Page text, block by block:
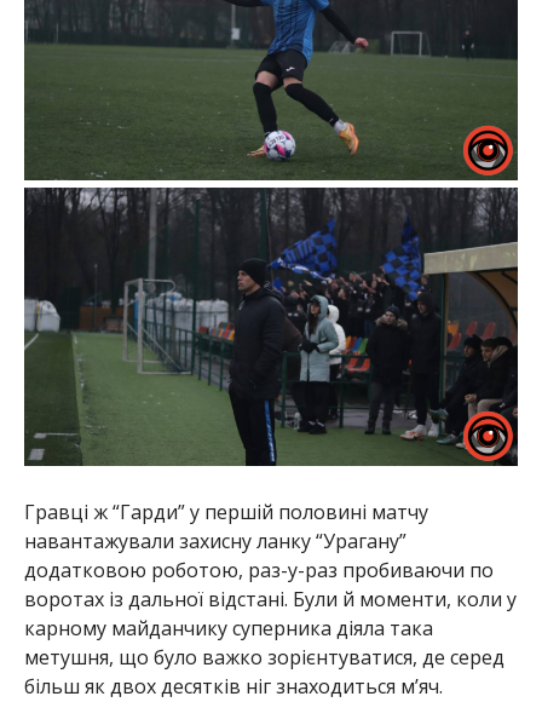
Гравці ж “Гарди” у першій половині матчу
навантажували захисну ланку “Урагану”
додатковою роботою, раз-у-раз пробиваючи по
воротах із дальної відстані. Були й моменти, коли у
карному майданчику суперника діяла така
метушня, що було важко зорієнтуватися, де серед
більш як двох десятків ніг знаходиться м’яч.